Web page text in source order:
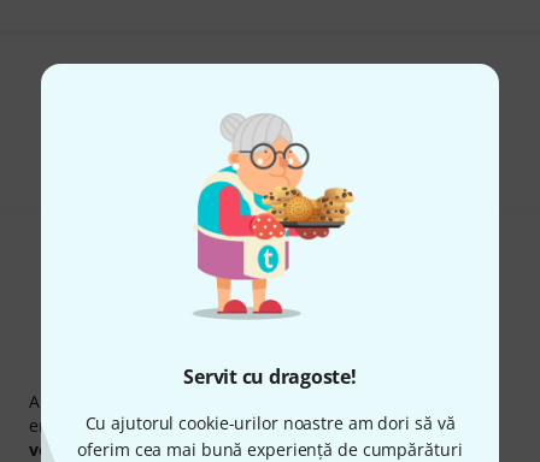
Servit cu dragoste!
Cu ajutorul cookie-urilor noastre am dori să vă
oferim cea mai bună experiență de cumpărături
Ajutor și feedback
Newsletter Thomann
Abonați-vă la buletinul informativ Thomann în limba
engleză și, cu puțin noroc, puteți câștiga unul dintre
vouchereleîn valoare de50 €fiecare!